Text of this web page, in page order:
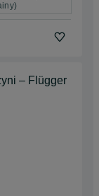
– Flügger